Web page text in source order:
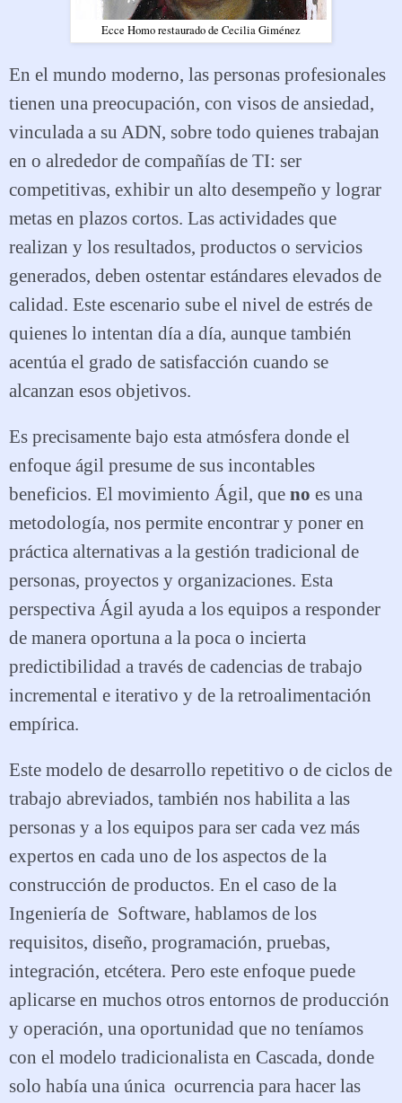
Ecce Homo restaurado de Cecilia Giménez
En el mundo moderno, las personas profesionales
tienen una preocupación, con visos de ansiedad,
vinculada a su ADN, sobre todo quienes trabajan
en o alrededor de compañías de TI: ser
competitivas, exhibir un alto desempeño y lograr
metas en plazos cortos. Las actividades que
realizan y los resultados, productos o servicios
generados, deben ostentar estándares elevados de
calidad. Este escenario sube el nivel de estrés de
quienes lo intentan día a día, aunque también
acentúa el grado de satisfacción cuando se
alcanzan esos objetivos.
Es precisamente bajo esta atmósfera donde el
enfoque ágil presume de sus incontables
beneficios. El movimiento Ágil, que no es una
metodología, nos permite encontrar y poner en
práctica alternativas a la gestión tradicional de
personas, proyectos y organizaciones. Esta
perspectiva Ágil ayuda a los equipos a responder
de manera oportuna a la poca o incierta
predictibilidad a través de cadencias de trabajo
incremental e iterativo y de la retroalimentación
empírica.
Este modelo de desarrollo repetitivo o de ciclos de
trabajo abreviados, también nos habilita a las
personas y a los equipos para ser cada vez más
expertos en cada uno de los aspectos de la
construcción de productos. En el caso de la
Ingeniería de Software, hablamos de los
requisitos, diseño, programación, pruebas,
integración, etcétera. Pero este enfoque puede
aplicarse en muchos otros entornos de producción
y operación, una oportunidad que no teníamos
con el modelo tradicionalista en Cascada, donde
solo había una única ocurrencia para hacer las